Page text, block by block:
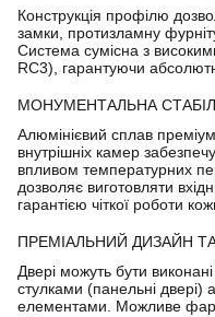
Конструкція профілю
замки, протизламну
Система сумісна з
RC3), гарантуючи
МОНУМЕНТАЛЬНА
Алюмінієвий сплав
внутрішніх камер
впливом температурних
дозволяє виготовляти
гарантією чіткої роботи
ПРЕМІАЛЬНИЙ ДИЗАЙН ТА
Двері можуть бути
стулками (панельні двері)
елементами. Можливе